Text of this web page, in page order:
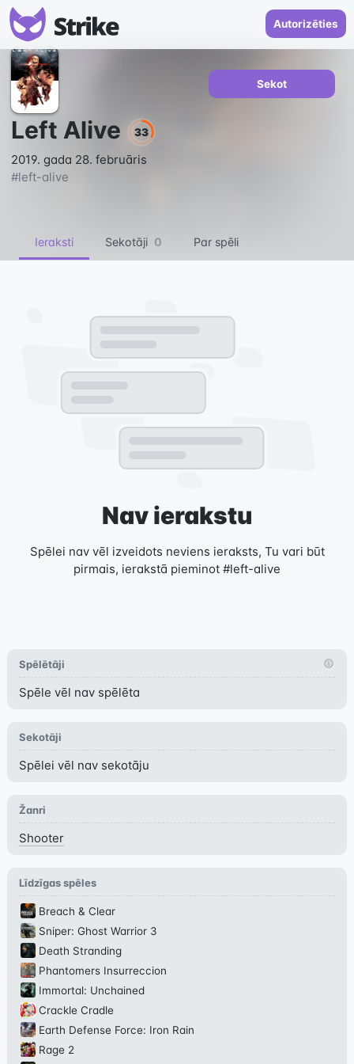
Autorizēties
Left Alive 33
2019. gada 28. februāris
#left-alive
Sekot
Ieraksti Sekotāji 0 Par spēli
Nav ierakstu
Spēlei nav vēl izveidots neviens ieraksts, Tu vari būt
pirmais, ierakstā pieminot #left-alive
Spēlētāji
Spēle vēl nav spēlēta
Sekotāji
Spēlei vēl nav sekotāju
Žanri
Shooter
Līdzīgas spēles
Breach & Clear
Sniper: Ghost Warrior 3
Death Stranding
Phantomers Insurreccion
Immortal: Unchained
Crackle Cradle
Earth Defense Force: Iron Rain
Rage 2